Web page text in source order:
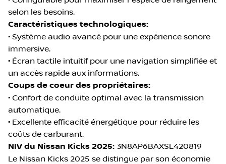
selon les besoins.
Caractéristiques technologiques:
• Système audio avancé pour une expérience sonore
immersive.
• Écran tactile intuitif pour une navigation simplifiée et
un accès rapide aux informations.
Coups de coeur des propriétaires:
• Confort de conduite optimal avec la transmission
automatique.
• Excellente efficacité énergétique pour réduire les
coûts de carburant.
NIV du Nissan Kicks 2025: 3N8AP6BAXSL420819
Le Nissan Kicks 2025 se distingue par son économie